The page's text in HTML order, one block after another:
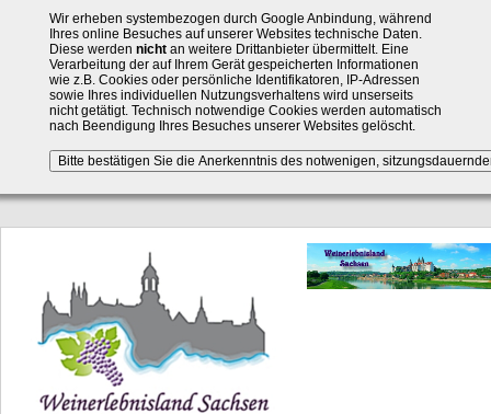
Wir erheben systembezogen durch Google Anbindung, während
Ihres online Besuches auf unserer Websites technische Daten.
Diese werden nichtan weitere Drittanbieter übermittelt. Eine
Verarbeitung der auf Ihrem Gerät gespeicherten Informationen
wie z.B. Cookies oder persönliche Identifikatoren, IP-Adressen
sowie Ihres individuellen Nutzungsverhaltens wird unserseits
nicht getätigt. Technisch notwendige Cookies werden automatisch
nach Beendigung Ihres Besuches unserer Websites gelöscht.